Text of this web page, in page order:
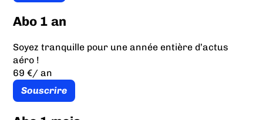
Abo 1 an
Soyez tranquille pour une année entière d’actus
aéro !
69 €/ an
Souscrire